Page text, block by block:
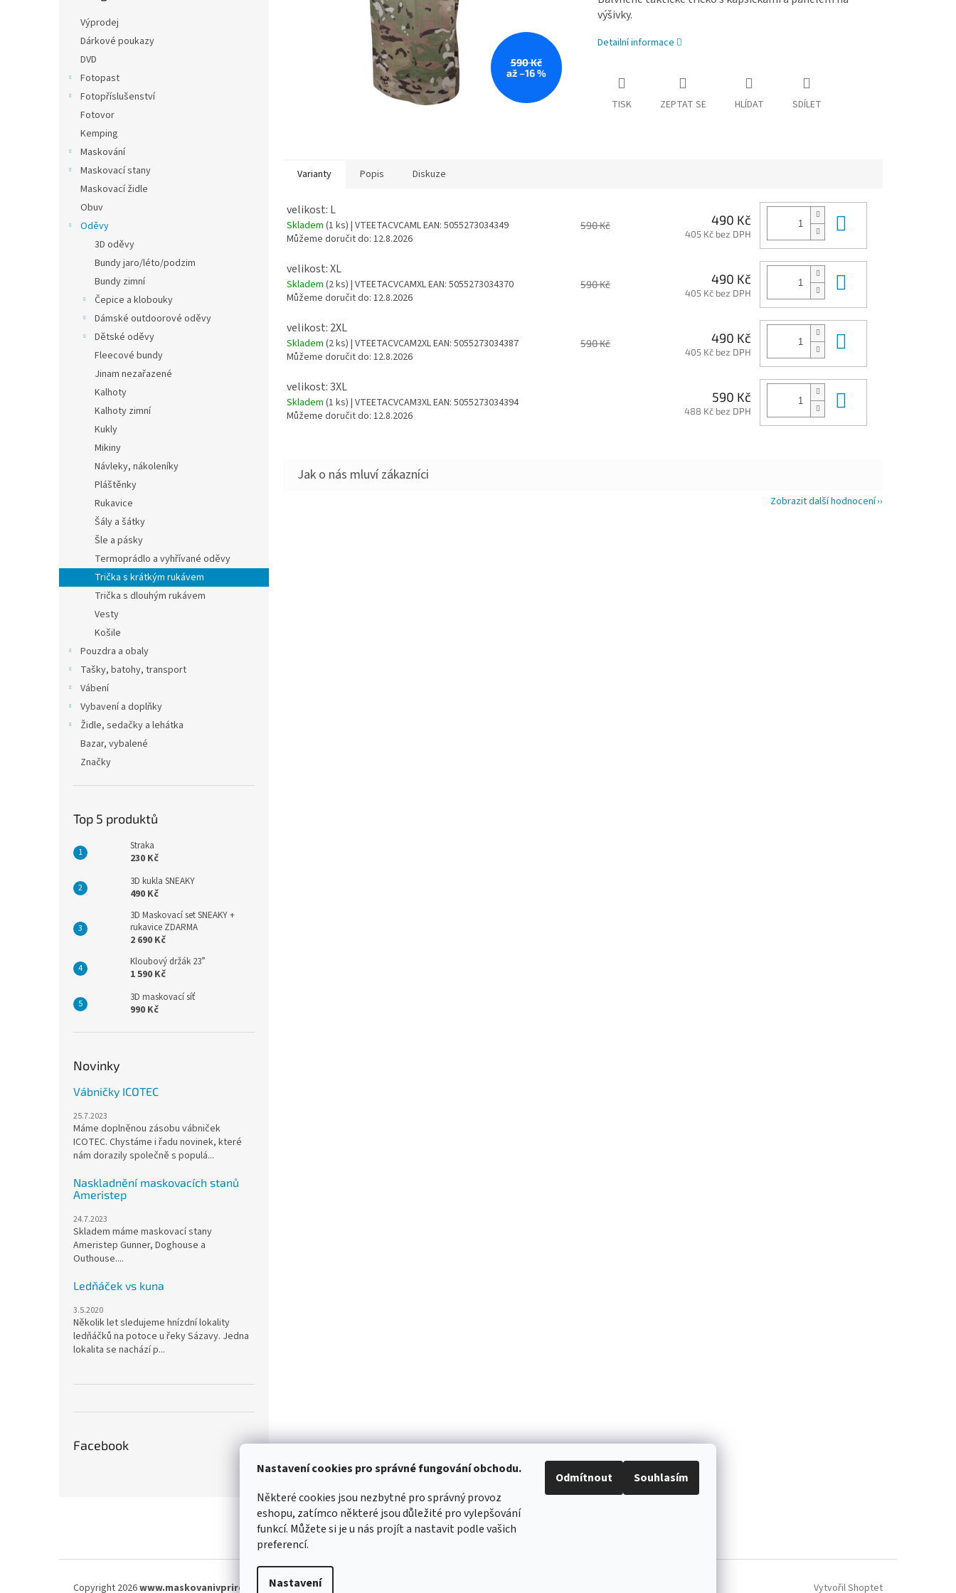
Nastavení cookies pro správné fungování obchodu.
Některé cookies jsou nezbytné pro správný provoz
eshopu, zatímco některé jsou důležité pro vylepšování
funkcí. Můžete si je u nás projít a nastavit podle vašich
preferencí.
Nastavení
Odmítnout Souhlasím
Výprodej
Dárkové poukazy
DVD
Fotopast
Fotopříslušenství
Fotovor
Kemping
Maskování
Maskovací stany
Maskovací židle
Obuv
Oděvy
3D oděvy
Bundy jaro/léto/podzim
Bundy zimní
Čepice a klobouky
Dámské outdoorové oděvy
Dětské oděvy
Fleecové bundy
Jinam nezařazené
Kalhoty
Kalhoty zimní
Kukly
Mikiny
Návleky, nákoleníky
Pláštěnky
Rukavice
Šály a šátky
Šle a pásky
Termoprádlo a vyhřívané oděvy
Trička s krátkým rukávem
Trička s dlouhým rukávem
Vesty
Košile
Pouzdra a obaly
Tašky, batohy, transport
Vábení
Vybavení a doplňky
Židle, sedačky a lehátka
Bazar, vybalené
Značky
Top 5 produktů
Straka
230 Kč
3D kukla SNEAKY
490 Kč
3D Maskovací set SNEAKY +
rukavice ZDARMA
2 690 Kč
Kloubový držák 23”
1 590 Kč
3D maskovací síť
990 Kč
Novinky
Vábničky ICOTEC
25.7.2023
Máme doplněnou zásobu vábniček
ICOTEC. Chystáme i řadu novinek, které
nám dorazily společně s populá...
Naskladnění maskovacích stanů
Ameristep
24.7.2023
Skladem máme maskovací stany
Ameristep Gunner, Doghouse a
Outhouse....
Ledňáček vs kuna
3.5.2020
Několik let sledujeme hnízdní lokality
ledňáčků na potoce u řeky Sázavy. Jedna
lokalita se nachází p...
Facebook
590 Kč
až –16 %
výšivky.
Detailní informace
TISK ZEPTAT SE HLÍDAT SDÍLET
Varianty Popis Diskuze
velikost: L
Skladem (1 ks) | VTEETACVCAMLEAN: 5055273034349
Můžeme doručit do: 12.8.2026
590 Kč 490 Kč
405 Kč bez DPH
velikost: XL
Skladem (2 ks) | VTEETACVCAMXLEAN: 5055273034370
Můžeme doručit do: 12.8.2026
590 Kč 490 Kč
405 Kč bez DPH
velikost: 2XL
Skladem (2 ks) | VTEETACVCAM2XLEAN: 5055273034387
Můžeme doručit do: 12.8.2026
590 Kč 490 Kč
405 Kč bez DPH
velikost: 3XL
Skladem (1 ks) | VTEETACVCAM3XLEAN: 5055273034394
Můžeme doručit do: 12.8.2026
590 Kč
488 Kč bez DPH
Zobrazit další hodnocení
WIMBERLEY FOTOLOVY.CZ LENSCOAT
Vytvořil Shoptet
Copyright 2026www.maskovanivprirode.cz . Všechna práva vyhrazena.